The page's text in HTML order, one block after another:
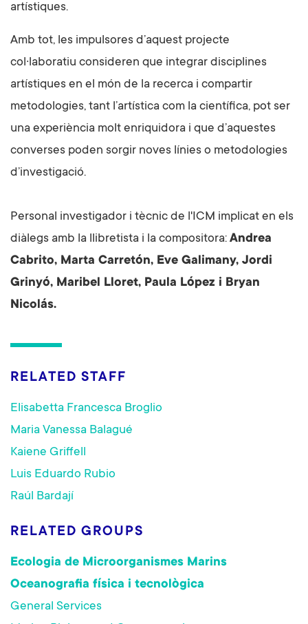
artístiques.
Amb tot, les impulsores d’aquest projecte
col·laboratiu consideren que integrar disciplines
artístiques en el món de la recerca i compartir
metodologies, tant l’artística com la científica, pot ser
una experiència molt enriquidora i que d’aquestes
converses poden sorgir noves línies o metodologies
d’investigació.
Personal investigador i tècnic de l'ICM implicat en els
diàlegs amb la llibretista i la compositora: Andrea
Cabrito, Marta Carretón, Eve Galimany, Jordi
Grinyó, Maribel Lloret, Paula López i Bryan
Nicolás.
RELATED STAFF
Elisabetta Francesca Broglio
Maria Vanessa Balagué
Kaiene Griffell
Luis Eduardo Rubio
Raúl Bardají
RELATED GROUPS
Ecologia de Microorganismes Marins
Oceanografia física i tecnològica
General Services